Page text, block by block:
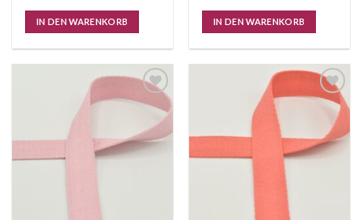
IN DEN WARENKORB IN DEN WARENKORB
Auf die
Wunschliste
Auf die
Wunschliste